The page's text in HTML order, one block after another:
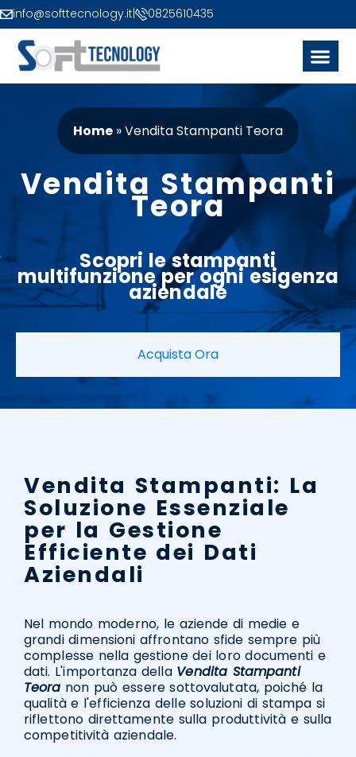
info@softtecnology.it 0825610435
Home »Vendita Stampanti Teora
Vendita Stampanti
Teora
Scopri lestampanti
multifunzioneper ogni esigenza
aziendale
Acquista Ora
Vendita Stampanti: La
Soluzione Essenziale
per la Gestione
Efficiente dei Dati
Aziendali
Nel mondo moderno, le aziende di medie e
grandi dimensioni affrontano sfide sempre più
complesse nella gestione dei loro documenti e
dati. L'importanza della Vendita Stampanti
Teora non può essere sottovalutata, poiché la
qualità e l'efficienza delle soluzioni di stampa si
riflettono direttamente sulla produttività e sulla
competitività aziendale.